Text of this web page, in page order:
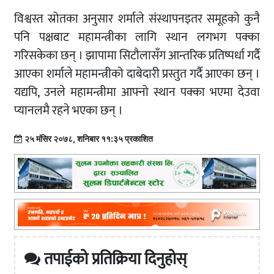
विश्वस्त स्रोतका अनुसार शर्माले संस्थापनइतर समूहको कुनै
पनि पक्षबाट महामन्त्रीका लागि स्थान लगभग पक्का
गरिसकेका छन् । झापामा सिटौलासँग आन्तरिक प्रतिष्पर्धा गर्दै
आएका शर्माले महामन्त्रीको दाबेदारी प्रस्तुत गर्दै आएका छन् ।
यद्यपि, उनले महामन्त्रीमा आफ्नो स्थान पक्का भएमा देउवा
प्यानलमै रहने भएका छन् ।
२५ मंसिर २०७८, शनिबार ११:३५ प्रकाशित
तपाईको प्रतिक्रिया दिनुहोस्